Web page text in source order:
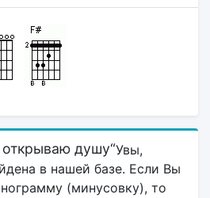
душу“Увы,
в нашей базе. Если Вы
(минусовку), то